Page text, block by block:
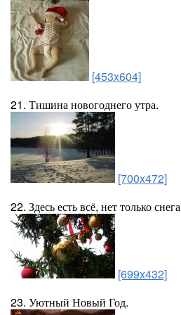
[453x604]
21. Тишина новогоднего утра.
[700x472]
22. Здесь есть всё, нет только
[699x432]
23. Уютный Новый Год.